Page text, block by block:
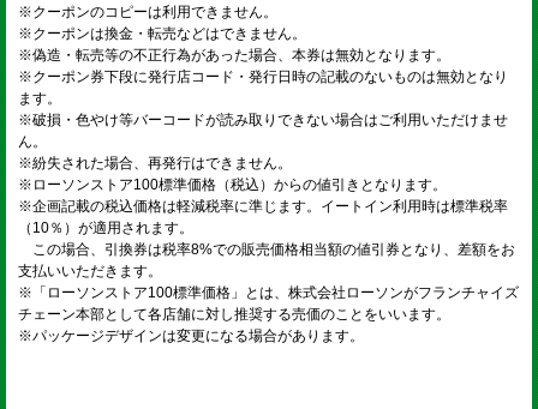
※クーポンのコピーは利用できません。
※クーポンは換金・転売などはできません。
※偽造・転売等の不正行為があった場合、本券は無効となります。
※クーポン券下段に発行店コード・発行日時の記載のないものは無効となり
ます。
※破損・色やけ等バーコードが読み取りできない場合はご利用いただけませ
ん。
※紛失された場合、再発行はできません。
※ローソンストア100標準価格（税込）からの値引きとなります。
※企画記載の税込価格は軽減税率に準じます。イートイン利用時は標準税率
（10％）が適用されます。
この場合、引換券は税率8%での販売価格相当額の値引券となり、差額をお
支払いいただきます。
※「ローソンストア100標準価格」とは、株式会社ローソンがフランチャイズ
チェーン本部として各店舗に対し推奨する売価のことをいいます。
※パッケージデザインは変更になる場合があります。